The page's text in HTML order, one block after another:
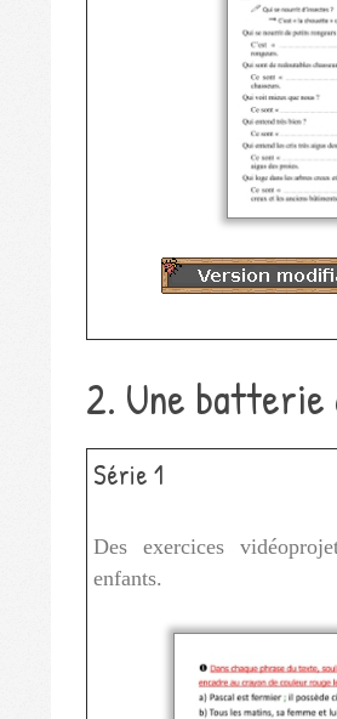
2. Une batterie
Série 1
Des exercices
enfants.